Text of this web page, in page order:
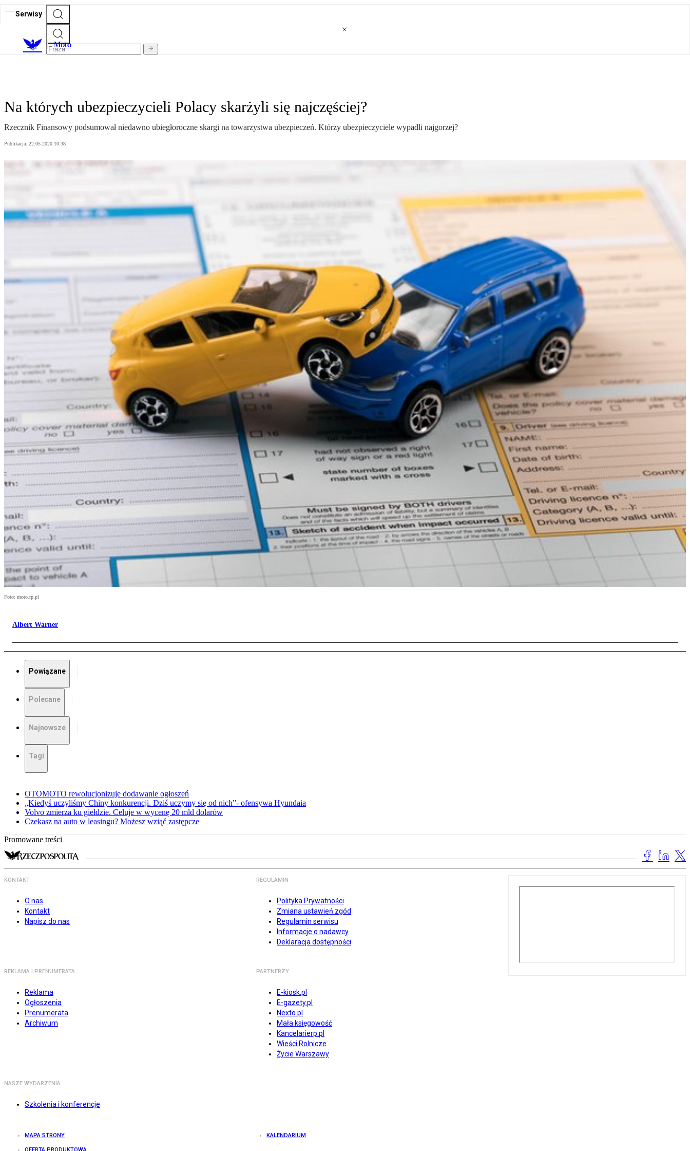
Serwisy
Moto
Na których ubezpieczycieli Polacy skarżyli się najczęściej?
Rzecznik Finansowy podsumował niedawno ubiegłoroczne skargi na towarzystwa ubezpieczeń. Którzy ubezpieczyciele wypadli najgorzej?
Publikacja: 22.05.2020 10:38
Foto: moto.rp.pl
Albert Warner
Powiązane
Polecane
Najnowsze
Tagi
OTOMOTO rewolucjonizuje dodawanie ogłoszeń
„Kiedyś uczyliśmy Chiny konkurencji. Dziś uczymy się od nich”- ofensywa Hyundaia
Volvo zmierza ku giełdzie. Celuje w wycenę 20 mld dolarów
Czekasz na auto w leasingu? Możesz wziąć zastępcze
Promowane treści
KONTAKT
O nas
Kontakt
Napisz do nas
REGULAMIN
Polityka Prywatności
Zmiana ustawień zgód
Regulamin serwisu
Informacje o nadawcy
Deklaracja dostępności
REKLAMA I PRENUMERATA
Reklama
Ogłoszenia
Prenumerata
Archiwum
PARTNERZY
E-kiosk.pl
E-gazety.pl
Nexto.pl
Mała księgowość
Kancelarierp.pl
Wieści Rolnicze
Życie Warszawy
NASZE WYDARZENIA
Szkolenia i konferencje
MAPA STRONY KALENDARIUM